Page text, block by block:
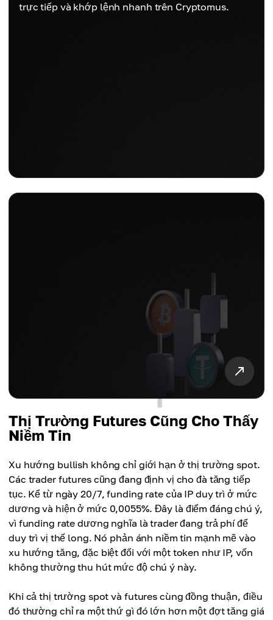
trực tiếp và khớp lệnh nhanh trên Cryptomus.
Thị Trường Futures Cũng Cho Thấy
Niềm Tin
Xu hướng bullish không chỉ giới hạn ở thị trường spot.
Các trader futures cũng đang định vị cho đà tăng tiếp
tục. Kể từ ngày 20/7, funding rate của IP duy trì ở mức
dương và hiện ở mức 0,0055%. Đây là điểm đáng chú ý,
vì funding rate dương nghĩa là trader đang trả phí để
duy trì vị thế long. Nó phản ánh niềm tin mạnh mẽ vào
xu hướng tăng, đặc biệt đối với một token như IP, vốn
không thường thu hút mức độ chú ý này.
Khi cả thị trường spot và futures cùng đồng thuận, điều
đó thường chỉ ra một thứ gì đó lớn hơn một đợt tăng giá